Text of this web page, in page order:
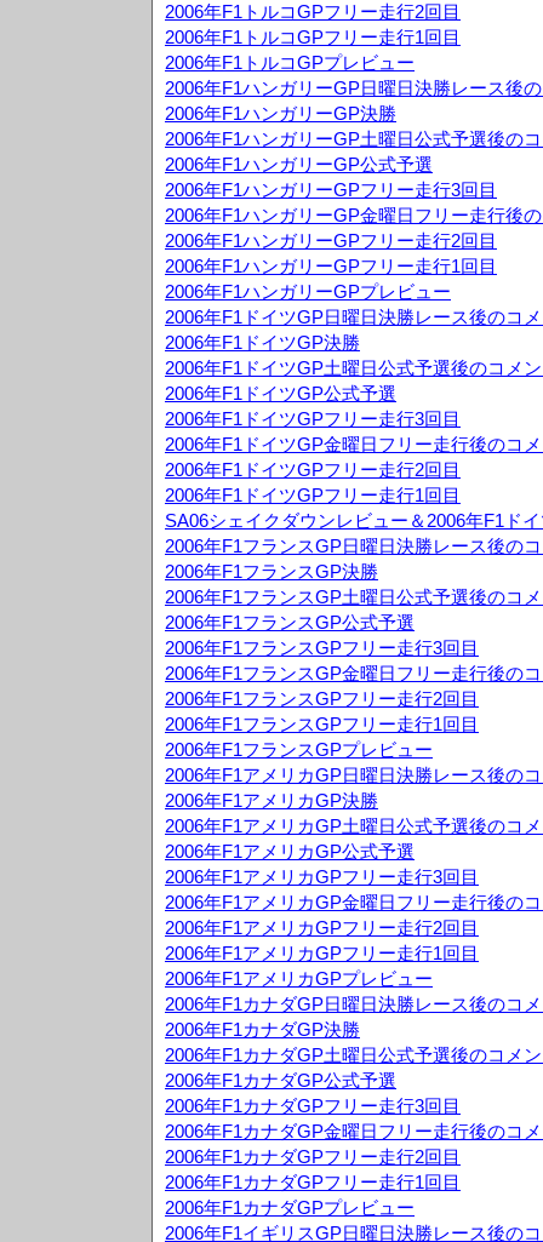
2006年F1トルコGPフリー走行2回目
2006年F1トルコGPフリー走行1回目
2006年F1トルコGPプレビュー
2006年F1ハンガリーGP日曜日決勝レース後
2006年F1ハンガリーGP決勝
2006年F1ハンガリーGP土曜日公式予選後の
2006年F1ハンガリーGP公式予選
2006年F1ハンガリーGPフリー走行3回目
2006年F1ハンガリーGP金曜日フリー走行後
2006年F1ハンガリーGPフリー走行2回目
2006年F1ハンガリーGPフリー走行1回目
2006年F1ハンガリーGPプレビュー
2006年F1ドイツGP日曜日決勝レース後のコ
2006年F1ドイツGP決勝
2006年F1ドイツGP土曜日公式予選後のコメ
2006年F1ドイツGP公式予選
2006年F1ドイツGPフリー走行3回目
2006年F1ドイツGP金曜日フリー走行後のコ
2006年F1ドイツGPフリー走行2回目
2006年F1ドイツGPフリー走行1回目
SA06シェイクダウンレビュー＆2006年F1ド
2006年F1フランスGP日曜日決勝レース後の
2006年F1フランスGP決勝
2006年F1フランスGP土曜日公式予選後のコ
2006年F1フランスGP公式予選
2006年F1フランスGPフリー走行3回目
2006年F1フランスGP金曜日フリー走行後の
2006年F1フランスGPフリー走行2回目
2006年F1フランスGPフリー走行1回目
2006年F1フランスGPプレビュー
2006年F1アメリカGP日曜日決勝レース後の
2006年F1アメリカGP決勝
2006年F1アメリカGP土曜日公式予選後のコ
2006年F1アメリカGP公式予選
2006年F1アメリカGPフリー走行3回目
2006年F1アメリカGP金曜日フリー走行後の
2006年F1アメリカGPフリー走行2回目
2006年F1アメリカGPフリー走行1回目
2006年F1アメリカGPプレビュー
2006年F1カナダGP日曜日決勝レース後のコ
2006年F1カナダGP決勝
2006年F1カナダGP土曜日公式予選後のコメ
2006年F1カナダGP公式予選
2006年F1カナダGPフリー走行3回目
2006年F1カナダGP金曜日フリー走行後のコ
2006年F1カナダGPフリー走行2回目
2006年F1カナダGPフリー走行1回目
2006年F1カナダGPプレビュー
2006年F1イギリスGP日曜日決勝レース後の